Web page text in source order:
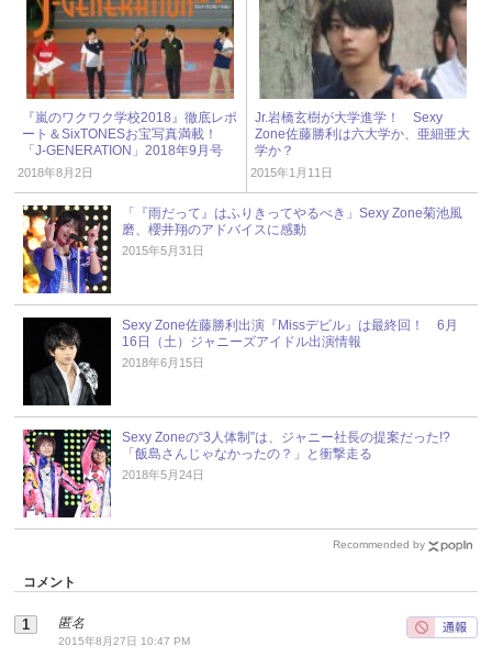
『嵐のワクワク学校2018』徹底レポ
ート＆SixTONESお宝写真満載！
「J-GENERATION」2018年9月号
2018年8月2日
Jr.岩橋玄樹が大学進学！ Sexy
Zone佐藤勝利は六大学か、亜細亜大
学か？
2015年1月11日
「『雨だって』はふりきってやるべき」Sexy Zone菊池風
磨、櫻井翔のアドバイスに感動
2015年5月31日
Sexy Zone佐藤勝利出演『Missデビル』は最終回！ 6月
16日（土）ジャニーズアイドル出演情報
2018年6月15日
Sexy Zoneの“3人体制”は、ジャニー社長の提案だった!?
「飯島さんじゃなかったの？」と衝撃走る
2018年5月24日
Recommended by
コメント
匿名
2015年8月27日 10:47 PM